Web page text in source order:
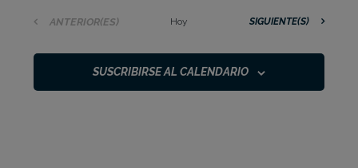
EVENTOS
ANTERIOR(ES) Hoy EVENTOS
SIGUIENTE(S)
SUSCRIBIRSE AL CALENDARIO